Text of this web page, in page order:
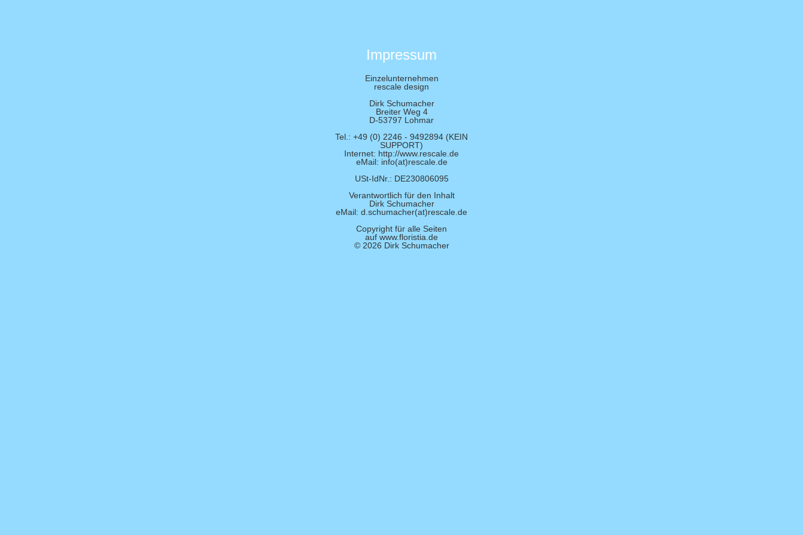
Impressum
Einzelunternehmen
rescale design
Dirk Schumacher
Breiter Weg 4
D-53797 Lohmar
Tel.: +49 (0) 2246 - 9492894 (KEIN
SUPPORT)
Internet: http://www.rescale.de
eMail: info(at)rescale.de
USt-IdNr.: DE230806095
Verantwortlich für den Inhalt
Dirk Schumacher
eMail: d.schumacher(at)rescale.de
Copyright für alle Seiten
auf www.floristia.de
© 2026 Dirk Schumacher